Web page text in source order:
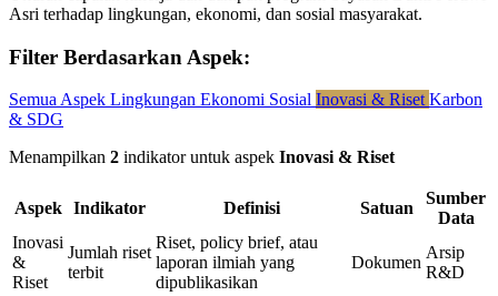
Asri terhadap lingkungan, ekonomi, dan sosial masyarakat.
Filter Berdasarkan Aspek:
Semua Aspek Lingkungan Ekonomi Sosial Inovasi & Riset Karbon
& SDG
Menampilkan 2 indikator untuk aspek Inovasi & Riset
Aspek Indikator Definisi Satuan
Sumber
Data
Inovasi
&
Riset
Jumlah riset
terbit
Riset, policy brief, atau
laporan ilmiah yang
dipublikasikan
Dokumen
Arsip
R&D